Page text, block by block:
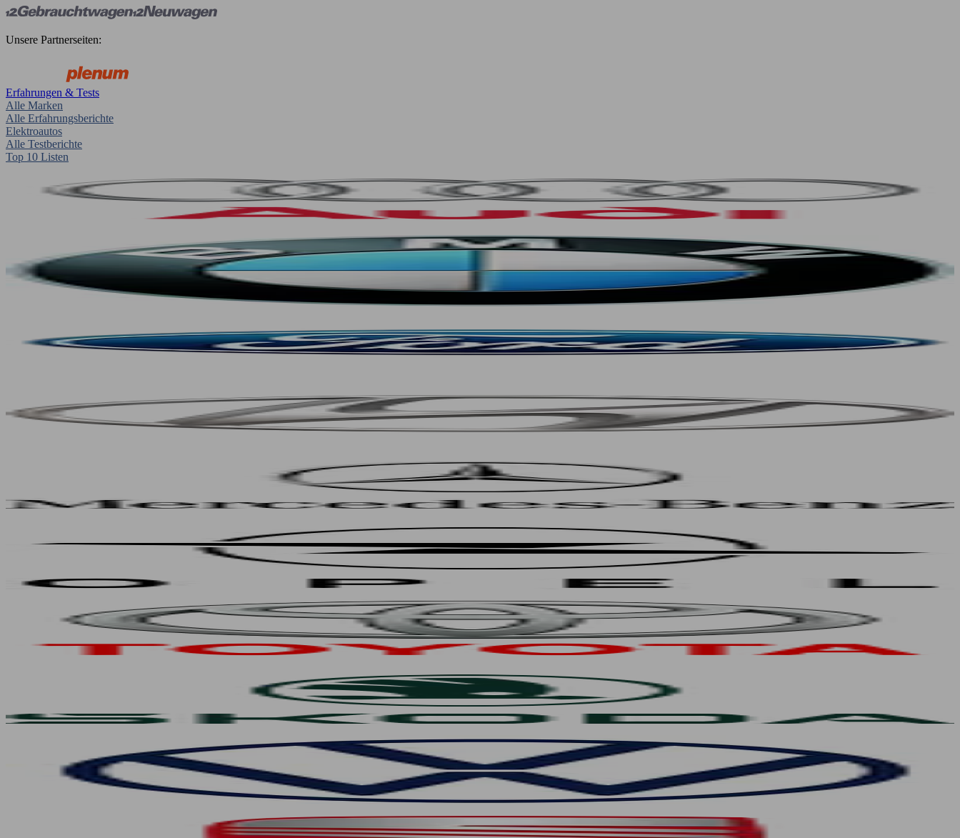
Unsere Partnerseiten:
Erfahrungen & Tests
Alle Marken
Alle Erfahrungsberichte
Elektroautos
Alle Testberichte
Top 10 Listen